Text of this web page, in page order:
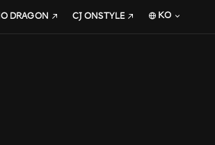
DRAGON CJ ONSTYLE KO